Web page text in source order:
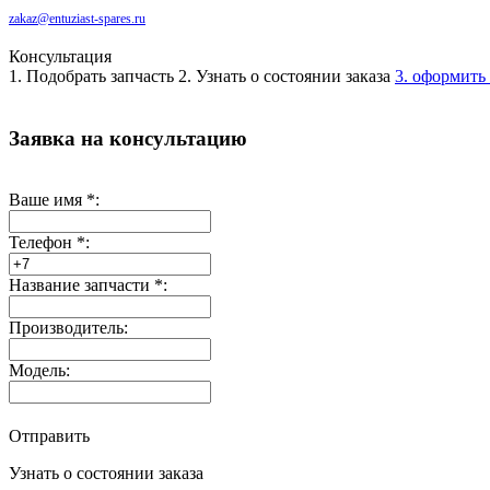
zakaz@entuziast-spares.ru
Консультация
1. Подобрать запчасть 2. Узнать о состоянии заказа 3. оформить
Заявка на консультацию
Ваше имя *:
Телефон *:
Название запчасти *:
Производитель:
Модель:
Отправить
Узнать о состоянии заказа